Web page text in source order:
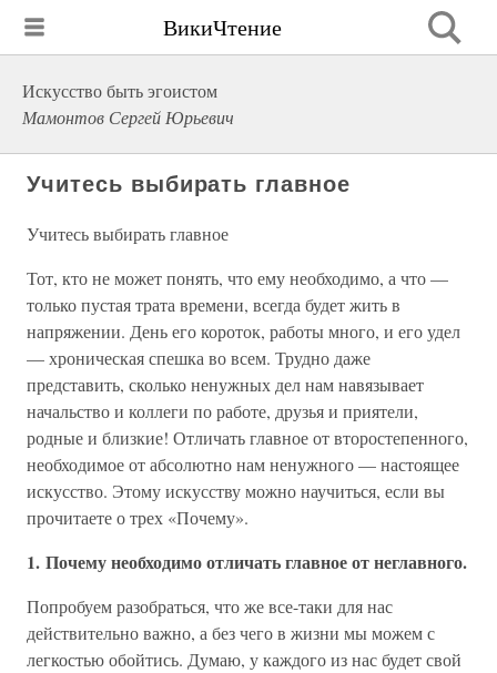
ВикиЧтение
Искусство быть эгоистом
Мамонтов Сергей Юрьевич
Учитесь выбирать главное
Учитесь выбирать главное
Тот, кто не может понять, что ему необходимо, а что —
только пустая трата времени, всегда будет жить в
напряжении. День его короток, работы много, и его удел
— хроническая спешка во всем. Трудно даже
представить, сколько ненужных дел нам навязывает
начальство и коллеги по работе, друзья и приятели,
родные и близкие! Отличать главное от второстепенного,
необходимое от абсолютно нам ненужного — настоящее
искусство. Этому искусству можно научиться, если вы
прочитаете о трех «Почему».
1. Почему необходимо отличать главное от неглавного.
Попробуем разобраться, что же все-таки для нас
действительно важно, а без чего в жизни мы можем с
легкостью обойтись. Думаю, у каждого из нас будет свой